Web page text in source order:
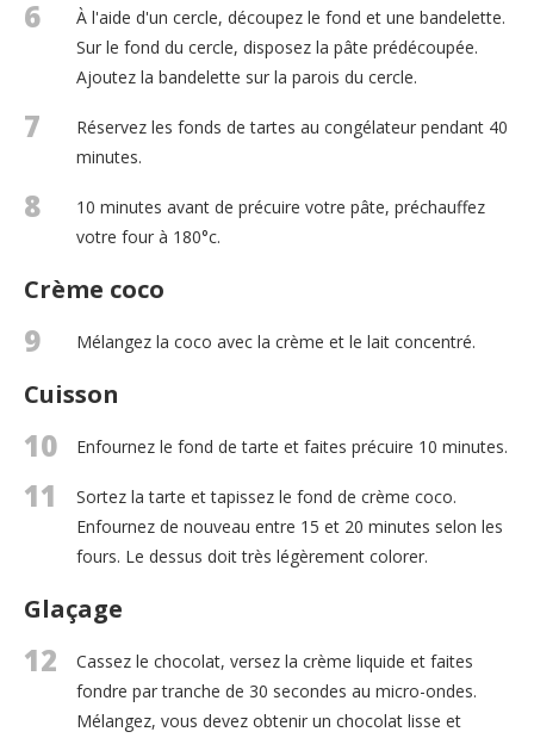
6
À l'aide d'un cercle, découpez le fond et une bandelette.
Sur le fond du cercle, disposez la pâte prédécoupée.
Ajoutez la bandelette sur la parois du cercle.
7
Réservez les fonds de tartes au congélateur pendant 40
minutes.
8
10 minutes avant de précuire votre pâte, préchauffez
votre four à 180°c.
Crème coco
9 Mélangez la coco avec la crème et le lait concentré.
Cuisson
10 Enfournez le fond de tarte et faites précuire 10 minutes.
11
Sortez la tarte et tapissez le fond de crème coco.
Enfournez de nouveau entre 15 et 20 minutes selon les
fours. Le dessus doit très légèrement colorer.
Glaçage
12
Cassez le chocolat, versez la crème liquide et faites
fondre par tranche de 30 secondes au micro-ondes.
Mélangez, vous devez obtenir un chocolat lisse et